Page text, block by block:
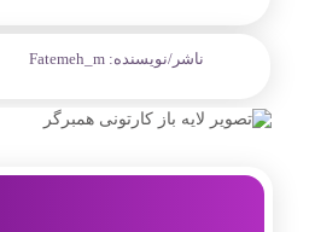
ناشر/نویسنده: Fatemeh_m